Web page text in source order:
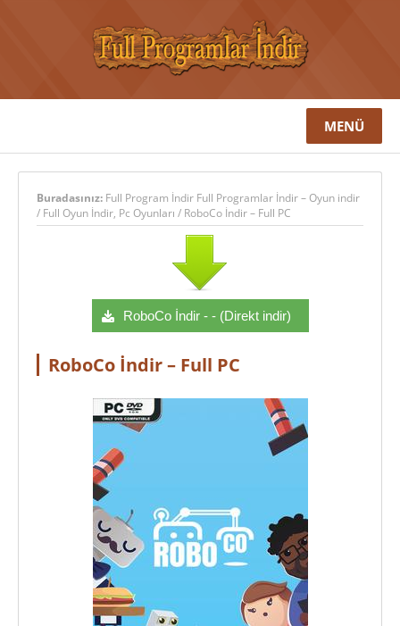
MENÜ
Buradasınız: Full Program İndir Full Programlar İndir – Oyun indir
/ Full Oyun İndir, Pc Oyunları / RoboCo İndir – Full PC
RoboCo İndir - - (Direkt indir)
RoboCo İndir – Full PC